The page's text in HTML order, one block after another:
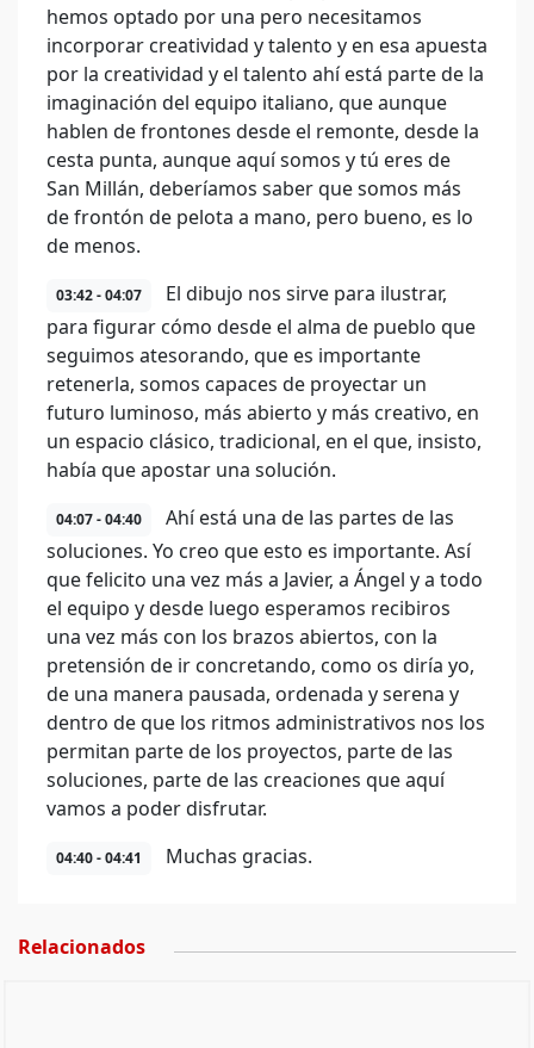
hemos optado por una pero necesitamos
incorporar creatividad y talento y en esa apuesta
por la creatividad y el talento ahí está parte de la
imaginación del equipo italiano, que aunque
hablen de frontones desde el remonte, desde la
cesta punta, aunque aquí somos y tú eres de
San Millán, deberíamos saber que somos más
de frontón de pelota a mano, pero bueno, es lo
de menos.
03:42 - 04:07
El dibujo nos sirve para ilustrar,
para figurar cómo desde el alma de pueblo que
seguimos atesorando, que es importante
retenerla, somos capaces de proyectar un
futuro luminoso, más abierto y más creativo, en
un espacio clásico, tradicional, en el que, insisto,
había que apostar una solución.
04:07 - 04:40
Ahí está una de las partes de las
soluciones. Yo creo que esto es importante. Así
que felicito una vez más a Javier, a Ángel y a todo
el equipo y desde luego esperamos recibiros
una vez más con los brazos abiertos, con la
pretensión de ir concretando, como os diría yo,
de una manera pausada, ordenada y serena y
dentro de que los ritmos administrativos nos los
permitan parte de los proyectos, parte de las
soluciones, parte de las creaciones que aquí
vamos a poder disfrutar.
04:40 - 04:41 Muchas gracias.
Relacionados